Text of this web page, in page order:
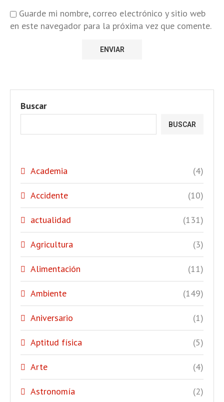
Guarde mi nombre, correo electrónico y sitio web
en este navegador para la próxima vez que comente.
Buscar
BUSCAR
Academia (4)
Accidente (10)
actualidad (131)
Agricultura (3)
Alimentación (11)
Ambiente (149)
Aniversario (1)
Aptitud física (5)
Arte (4)
Astronomía (2)